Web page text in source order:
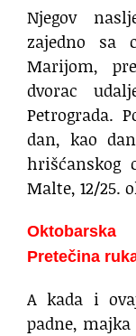
Njegov
zajedno sa
Marijom,
dvorac
Petrograda.
dan, kao
hrišćanskog
Malte, 12/25.
Pretečina
A kada i
padne,